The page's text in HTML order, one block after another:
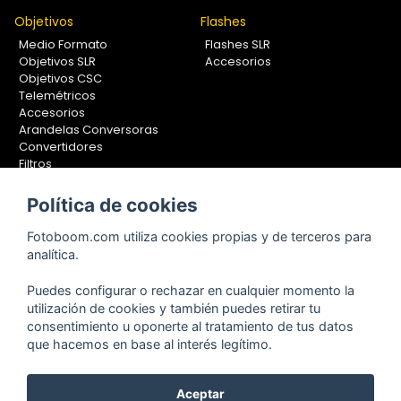
Objetivos
Medio Formato
Objetivos SLR
Objetivos CSC
Telemétricos
Accesorios
Arandelas Conversoras
Convertidores
Filtros
Calibradores
Flashes
Flashes SLR
Accesorios
Soportes Fotografía
Monopiés
Trípodes
Kit Completos
Accesorios
Copyright © 2001-2024, Fotoboom, Fotonet, S.L. CIF. B-83430587
Política de cookies
Fotoboom.com utiliza cookies propias y de terceros para
analítica.
Puedes configurar o rechazar en cualquier momento la
utilización de cookies y también puedes retirar tu
consentimiento u oponerte al tratamiento de tus datos
que hacemos en base al interés legítimo.
Aceptar